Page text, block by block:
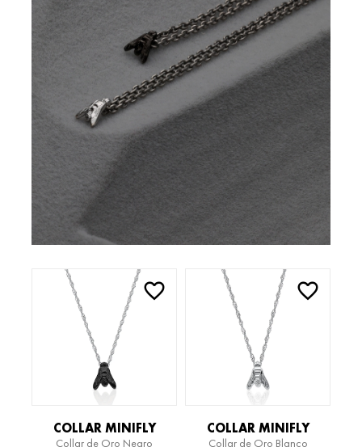
COLLAR MINIFLY
Collar de Oro Negro
COLLAR MINIFLY
Collar de Oro Blanco